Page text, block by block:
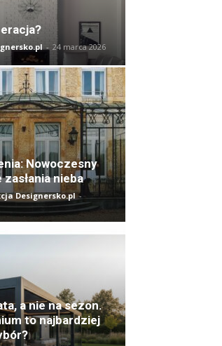
- 24 marca 2026
Nowoczesny
nieba
Designersko.pl -
a nie na sezon.
to najbardziej